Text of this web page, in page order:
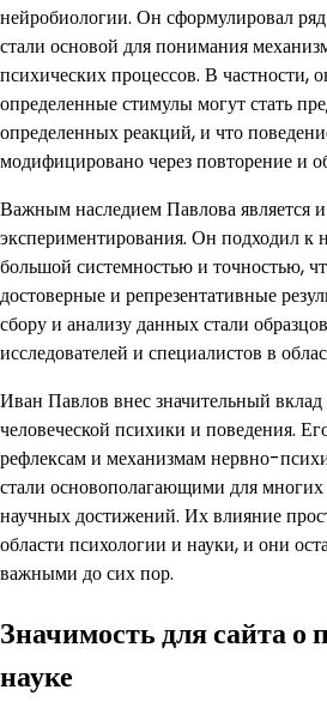
нейробиологии. Он сформулировал
стали основой для понимания
психических процессов. В частности,
определенные стимулы могут стать
определенных реакций, и что
модифицировано через повторение и
Важным наследием Павлова является
экспериментирования. Он подходил к
большой системностью и точностью,
достоверные и репрезентативные
сбору и анализу данных стали
исследователей и специалистов в
Иван Павлов внес значительный
человеческой психики и поведения.
рефлексам и механизмам нервно-
стали основополагающими для
научных достижений. Их влияние
области психологии и науки, и они
важными до сих пор.
Значимость для сайта о
науке